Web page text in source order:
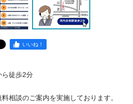
いいね！
ら徒歩2分
料相談のご案内を実施しております。